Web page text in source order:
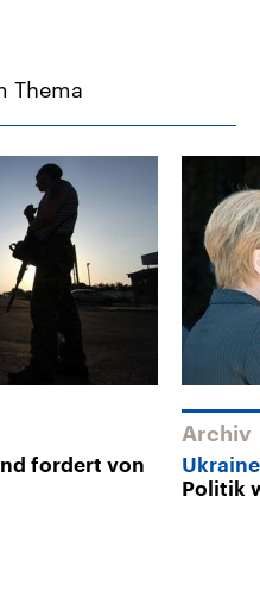
Thema
fordert von
Archiv
Politik